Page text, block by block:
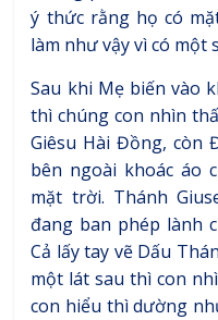
ý thức rằng họ có
làm như vậy vì có một
Sau khi Mẹ biến vào
thì chúng con nhìn
Giêsu Hài Đồng, còn
bên ngoài khoác áo
mặt trời. Thánh
đang ban phép lành
Cả lấy tay vẽ Dấu
một lát sau thì con
con hiểu thì dường